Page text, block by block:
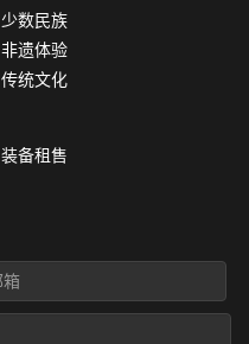
少数民族
非遗体验
传统文化
装备租售